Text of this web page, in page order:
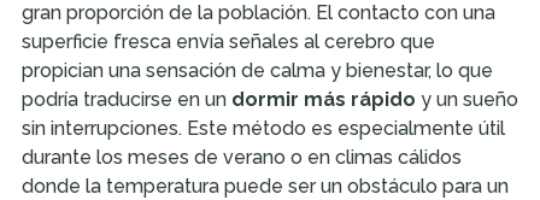
gran proporción de la población. El contacto con una
superficie fresca envía señales al cerebro que
propician una sensación de calma y bienestar, lo que
podría traducirse en un dormir más rápido y un sueño
sin interrupciones. Este método es especialmente útil
durante los meses de verano o en climas cálidos
donde la temperatura puede ser un obstáculo para un